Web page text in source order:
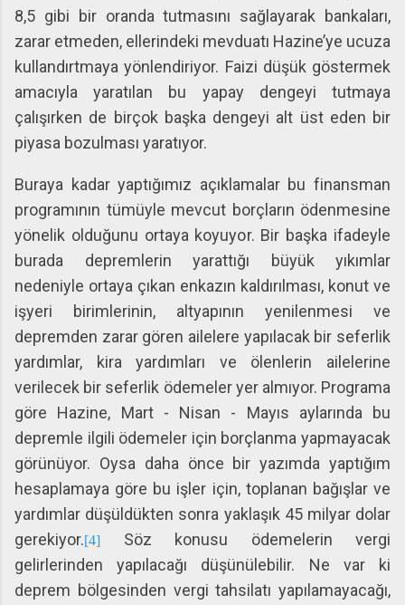
8,5 gibi bir oranda tutmasını sağlayarak bankaları,
zarar etmeden, ellerindeki mevduatı Hazine’ye ucuza
kullandırtmaya yönlendiriyor. Faizi düşük göstermek
amacıyla yaratılan bu yapay dengeyi tutmaya
çalışırken de birçok başka dengeyi alt üst eden bir
piyasa bozulması yaratıyor.
Buraya kadar yaptığımız açıklamalar bu finansman
programının tümüyle mevcut borçların ödenmesine
yönelik olduğunu ortaya koyuyor. Bir başka ifadeyle
burada depremlerin yarattığı büyük yıkımlar
nedeniyle ortaya çıkan enkazın kaldırılması, konut ve
işyeri birimlerinin, altyapının yenilenmesi ve
depremden zarar gören ailelere yapılacak bir seferlik
yardımlar, kira yardımları ve ölenlerin ailelerine
verilecek bir seferlik ödemeler yer almıyor. Programa
göre Hazine, Mart - Nisan - Mayıs aylarında bu
depremle ilgili ödemeler için borçlanma yapmayacak
görünüyor. Oysa daha önce bir yazımda yaptığım
hesaplamaya göre bu işler için, toplanan bağışlar ve
yardımlar düşüldükten sonra yaklaşık 45 milyar dolar
gerekiyor.[4]
Söz konusu ödemelerin vergi
gelirlerinden yapılacağı düşünülebilir. Ne var ki
deprem bölgesinden vergi tahsilatı yapılamayacağı,